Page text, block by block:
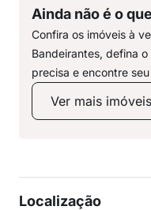
Ainda não é o
Confira os imóveis à
Bandeirantes, defina
precisa e encontre
Ver mais imóveis
Localização